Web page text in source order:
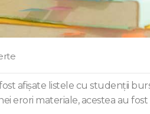
afișate listele cu studenţii
erori materiale, acestea au fost